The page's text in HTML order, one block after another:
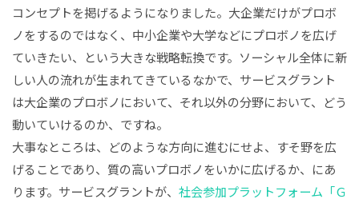
コンセプトを掲げるようになりました。大企業だけがプロボ
ノをするのではなく、中小企業や大学などにプロボノを広げ
ていきたい、という大きな戦略転換です。ソーシャル全体に新
しい人の流れが生まれてきているなかで、サービスグラント
は大企業のプロボノにおいて、それ以外の分野において、どう
動いていけるのか、ですね。
大事なところは、どのような方向に進むにせよ、すそ野を広
げることであり、質の高いプロボノをいかに広げるか、にあ
ります。サービスグラントが、 社会参加プラットフォーム「Ｇ